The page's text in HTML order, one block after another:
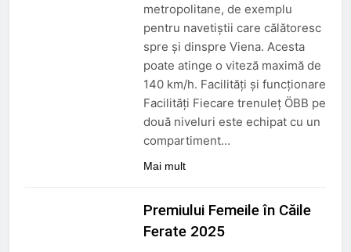
metropolitane, de exemplu
pentru navetiștii care călătoresc
spre și dinspre Viena. Acesta
poate atinge o viteză maximă de
140 km/h. Facilități și funcționare
Facilităţi Fiecare trenuleț ÖBB pe
două niveluri este echipat cu un
compartiment…
Mai mult
Premiului Femeile în Căile
Ferate 2025